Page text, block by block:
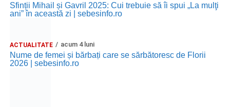
Sfinții Mihail și Gavril 2025: Cui trebuie să îi spui „La mulţi
ani” în această zi | sebesinfo.ro
ACTUALITATE acum 4 luni
Nume de femei și bărbați care se sărbătoresc de Florii
2026 | sebesinfo.ro